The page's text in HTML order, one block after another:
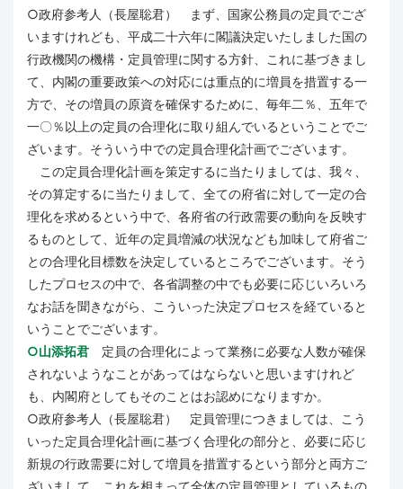
○政府参考人（長屋聡君） まず、国家公務員の定員でござ
いますけれども、平成二十六年に閣議決定いたしました国の
行政機関の機構・定員管理に関する方針、これに基づきまし
て、内閣の重要政策への対応には重点的に増員を措置する一
方で、その増員の原資を確保するために、毎年二％、五年で
一〇％以上の定員の合理化に取り組んでいるということでご
ざいます。そういう中での定員合理化計画でございます。
この定員合理化計画を策定するに当たりましては、我々、
その算定するに当たりまして、全ての府省に対して一定の合
理化を求めるという中で、各府省の行政需要の動向を反映す
るものとして、近年の定員増減の状況なども加味して府省ご
との合理化目標数を決定しているところでございます。そう
したプロセスの中で、各省調整の中でも必要に応じいろいろ
なお話を聞きながら、こういった決定プロセスを経ていると
いうことでございます。
○山添拓君 定員の合理化によって業務に必要な人数が確保
されないようなことがあってはならないと思いますけれど
も、内閣府としてもそのことはお認めになりますか。
○政府参考人（長屋聡君） 定員管理につきましては、こう
いった定員合理化計画に基づく合理化の部分と、必要に応じ
新規の行政需要に対して増員を措置するという部分と両方ご
ざいまして、これを相まって全体の定員管理としているもの